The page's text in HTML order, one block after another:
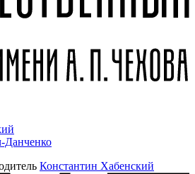
Константин Хабенский